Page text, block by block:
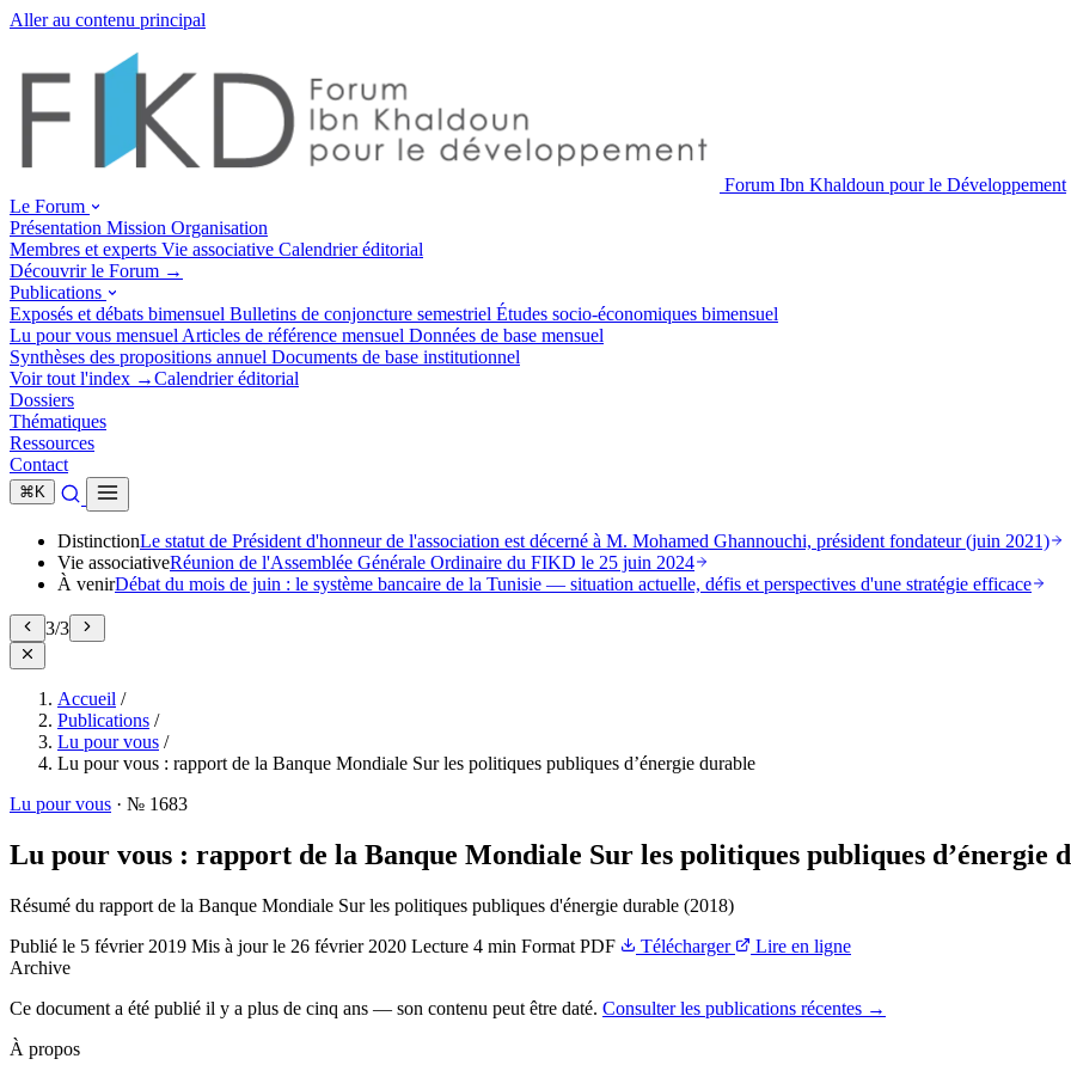
Aller au contenu principal
Forum Ibn Khaldoun pour le Développement
Le Forum
Présentation Mission Organisation
Membres et experts Vie associative Calendrier éditorial
Découvrir le Forum →
Publications
Exposés et débats bimensuel Bulletins de conjoncture semestriel Études socio-économiques bimensuel
Lu pour vous mensuel Articles de référence mensuel Données de base mensuel
Synthèses des propositions annuel Documents de base institutionnel
Voir tout l'index →Calendrier éditorial
Dossiers
Thématiques
Ressources
Contact
⌘ K
DistinctionLe statut de Président d'honneur de l'association est décerné à M. Mohamed Ghannouchi, président fondateur (juin 2021)
Vie associativeRéunion de l'Assemblée Générale Ordinaire du FIKD le 25 juin 2024
À venirDébat du mois de juin : le système bancaire de la Tunisie — situation actuelle, défis et perspectives d'une stratégie efficace
3/3
Accueil /
Publications /
Lu pour vous /
Lu pour vous : rapport de la Banque Mondiale Sur les politiques publiques d’énergie durable
Lu pour vous · № 1683
Lu pour vous : rapport de la Banque Mondiale Sur les politiques publiques d’énergie
Résumé du rapport de la Banque Mondiale Sur les politiques publiques d'énergie durable (2018)
Publié le 5 février 2019 Mis à jour le 26 février 2020 Lecture 4 min Format PDF Télécharger
Lire en ligne
Archive
Ce document a été publié il y a plus de cinq ans — son contenu peut être daté. Consulter les publications récentes →
À propos